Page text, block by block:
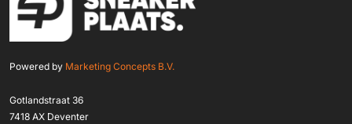
Powered by Marketing Concepts B.V.
Gotlandstraat 36
7418 AX Deventer